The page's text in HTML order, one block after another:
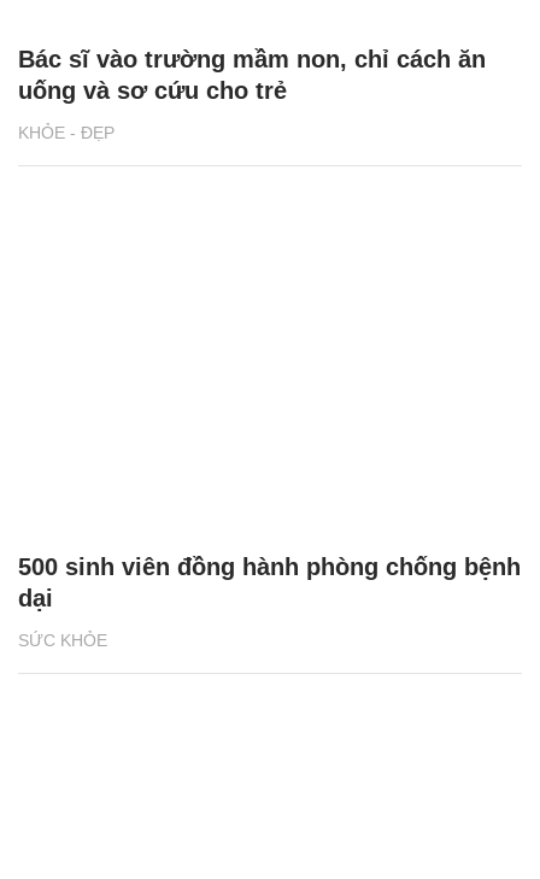
KHỎE - ĐẸP
Bác sĩ vào trường mầm non, chỉ cách ăn
uống và sơ cứu cho trẻ
SỨC KHỎE
500 sinh viên đồng hành phòng chống bệnh
dại